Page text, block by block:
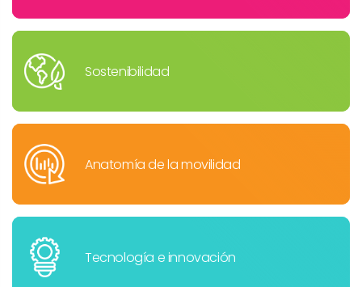
Sostenibilidad
Anatomía de la movilidad
Tecnología e innovación